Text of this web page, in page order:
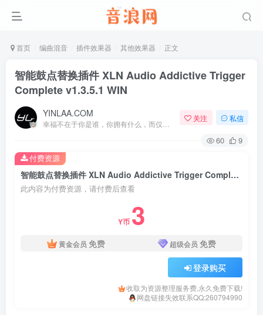
首页 编曲混音 插件效果器 其他效果器 正文
智能鼓点替换插件 XLN Audio Addictive Trigger
Complete v1.3.5.1 WIN
YINLAA.COM 关注 私信
60 9
智能鼓点替换插件 XLN Audio Addictive Trigger Complete v1.3.5.1 WIN
此内容为付费资源，请付费后查看
Y币 3
黄金会员 免费 超级会员 免费
登录购买
收取为资源整理服务费,永久免费下载!
网盘链接失效联系QQ:260794990
付费资源